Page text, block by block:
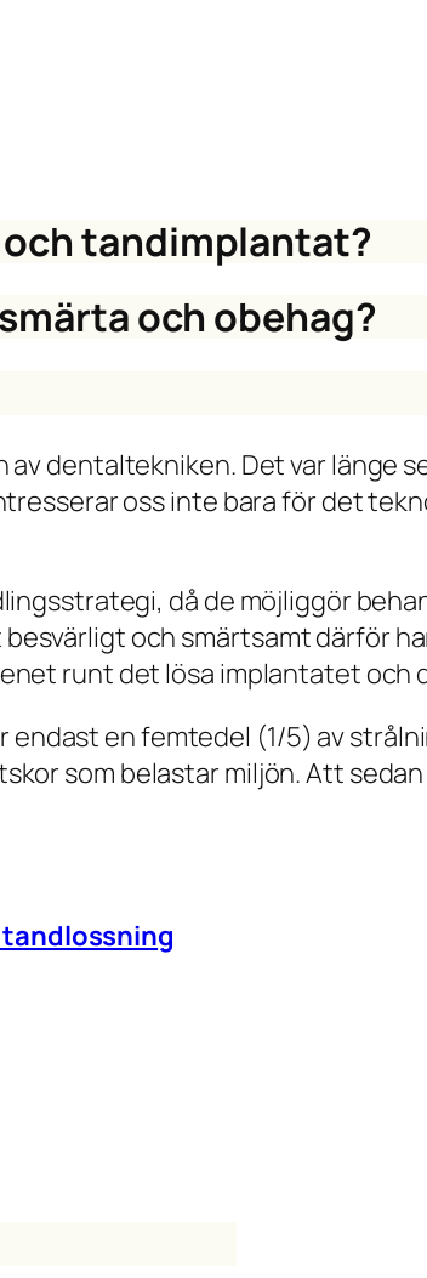
tandimplantat?
och obehag?
av dentaltekniken. Det var länge
oss inte bara för det
då de möjliggör
och smärtsamt därför
runt det lösa implantatet
en femtedel (1/5) av
som belastar miljön. Att
g